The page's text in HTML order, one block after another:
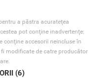
a păstra acurateţea
pot conţine inadvertenţe:
accesorii neincluse în
modificate de catre producător
(6)